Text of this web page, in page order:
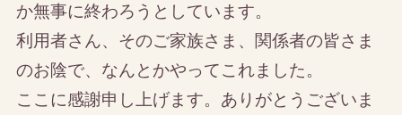
か無事に終わろうとしています。
利用者さん、そのご家族さま、関係者の皆さま
のお陰で、なんとかやってこれました。
ここに感謝申し上げます。ありがとうございま